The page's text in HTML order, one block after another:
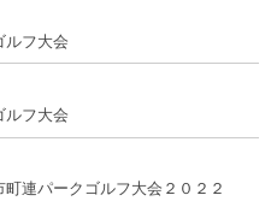
ルフ大会
ルフ大会
連パークゴルフ大会２０２２